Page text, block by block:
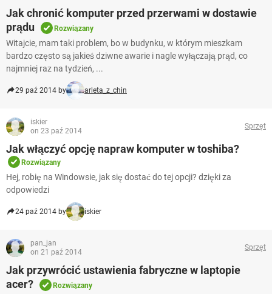
Jak chronić komputer przed przerwami w dostawie
prądu
Rozwiązany
Witajcie, mam taki problem, bo w budynku, w którym mieszkam
bardzo często są jakieś dziwne awarie i nagle wyłączają prąd, co
najmniej raz na tydzień, ...
29 paź 2014 by arleta_z_chin
iskier
on 23 paź 2014
Sprzęt
Jak włączyć opcję napraw komputer w toshiba?
Rozwiązany
Hej, robię na Windowsie, jak się dostać do tej opcji? dzięki za
odpowiedzi
24 paź 2014 by iskier
pan_jan
on 21 paź 2014
Sprzęt
Jak przywrócić ustawienia fabryczne w laptopie
acer?
Rozwiązany